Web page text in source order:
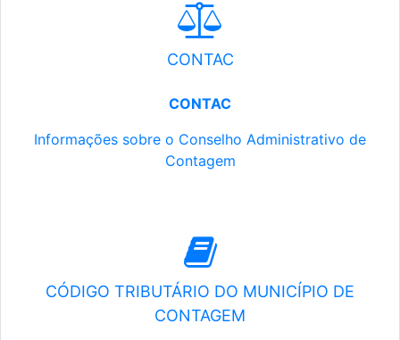
CONTAC
CONTAC
Informações sobre o Conselho Administrativo de
Contagem
CÓDIGO TRIBUTÁRIO DO MUNICÍPIO DE
CONTAGEM